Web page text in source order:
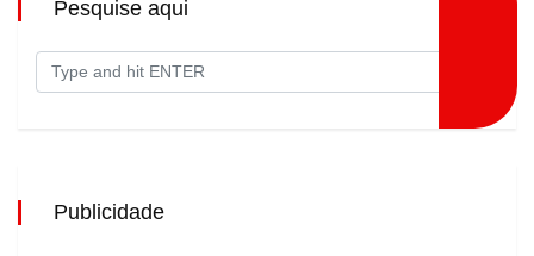
Pesquise aqui
Publicidade